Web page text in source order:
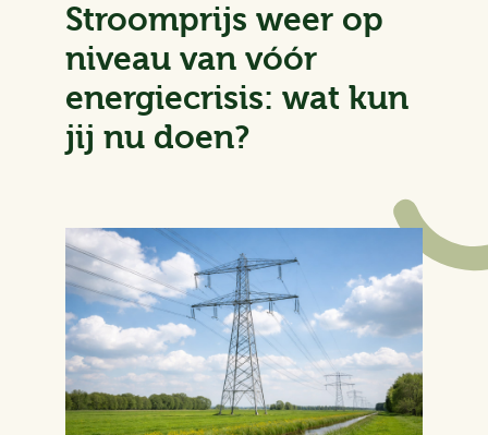
Stroomprijs weer op
niveau van vóór
energiecrisis: wat kun
jij nu doen?